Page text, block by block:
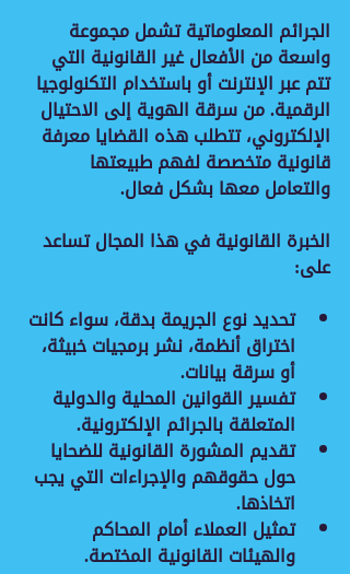
الجرائم المعلوماتية تشمل مجموعة
واسعة من الأفعال غير القانونية التي
تتم عبر الإنترنت أو باستخدام التكنولوجيا
الرقمية. من سرقة الهوية إلى الاحتيال
الإلكتروني، تتطلب هذه القضايا معرفة
قانونية متخصصة لفهم طبيعتها
والتعامل معها بشكل فعال.
الخبرة القانونية في هذا المجال تساعد
على:
تحديد نوع الجريمة بدقة، سواء كانت
اختراق أنظمة، نشر برمجيات خبيثة،
أو سرقة بيانات.
تفسير القوانين المحلية والدولية
المتعلقة بالجرائم الإلكترونية.
تقديم المشورة القانونية للضحايا
حول حقوقهم والإجراءات التي يجب
اتخاذها.
تمثيل العملاء أمام المحاكم
والهيئات القانونية المختصة.